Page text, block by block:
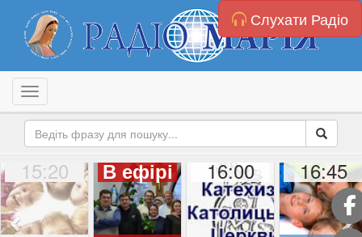
Слухати Радіо
Toggle navigation
15:20 В ефірі 16:00 16:45